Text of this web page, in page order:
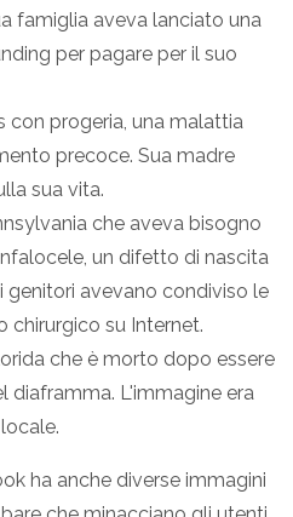
famiglia aveva lanciato una
per pagare per il suo
con progeria, una malattia
precoce. Sua madre
sua vita.
che aveva bisogno
un difetto di nascita
genitori avevano condiviso le
su Internet.
che è morto dopo essere
diaframma. L'immagine era
ha anche diverse immagini